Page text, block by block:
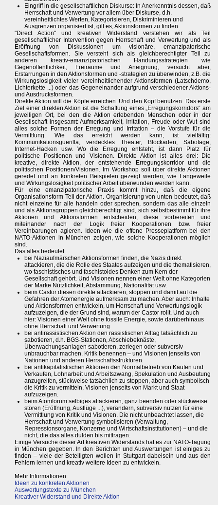
Eingriff in die gesellschaftlichen Diskurse: In Anerkenntnis dessen, daß
Herrschaft und Verwertung vor allem über Diskurse, d.h.
vereinheitlichtes Werten, Kategorisieren, Diskriminieren und
Ausgrenzen organisiert ist, gilt es, Aktionsformen zu finden
"Direct Action" und kreativen Widerstand verstehen wir als Teil
gesellschaftlicher Intervention gegen Herrschaft und Verwertung und als
Eröffnung von Diskussionen um visionäre, emanzipatorische
Gesellschaftsformen. Sie versteht sich als gleichberechtigter Teil zu
anderen kreativ-emanzipatorischen Handungsstrategien wie
Gegenöffentlichkeit, Freiräume und Aneignung, versucht aber,
Erstarrungen in den Aktionsformen und -strategien zu überwinden, z.B. die
Wirkungslosigkeit vieler vereinheitlichender Aktionsformen (Latschdemo,
Lichterkette ...) oder das Gegeneinander aufgrund verschiedener Aktions-
und Ausdrucksformen.
Direkte Aktion will die Köpfe erreichen. Und den Kopf benutzen. Das erste
Ziel einer direkten Aktion ist die Schaffung eines „Erregungskorridors“ am
jeweiligen Ort, bei den die Aktion erlebenden Menschen oder in der
Gesellschaft insgesamt: Aufmerksamkeit, Irritation, Freude oder Wut sind
alles solche Formen der Erregung und Irritation – die Vorstufe für die
Vermittlung. Wie das erreicht werden kann, ist vielfältig:
Kommunikationsguerilla, verdecktes Theater, Blockaden, Sabotage,
Internet-Hacken usw. Wo die Erregung entsteht, ist dann Platz für
politische Positionen und Visionen. Direkte Aktion ist alles drei: Die
kreative, direkte Aktion, der entstehende Erregungskorridor und die
politischen Positionen/Visionen. Im Workshop soll über direkte Aktionen
geredet und an konkreten Beispielen gezeigt werden, wie Langeweile
und Wirkungslosigkeit politischer Arbeit überwunden werden kann.
Für eine emanzipatorische Praxis kommt hinzu, daß die eigene
Organisationsform Teil der Aktion. Organisierung von unten bedeutet, daß
nicht einzelne für alle handeln oder sprechen, sondern das alle einzeln
und als Aktionsgruppen gleichberechtigt sind, sich selbstbestimmt für ihre
Aktionen und Aktionsformen entscheiden, diese vorbereiten und
miteinander nach der Logik freier Kooperationen bzw. freier
Vereinbarungen agieren. Ideen wie die offene Presseplattform bei den
NATO-Aktionen in München zeigen, wie solche Kooperationen möglich
sind.
Das alles bedeutet ...
bei Naziaufmärschen Aktionsformen finden, die Nazis direkt
attackieren, die die Rolle des Staates aufzeigen und die thematisieren,
wo faschistisches und faschistoides Denken zum Kern der
Gesellschaft gehört. Und Visionen nennen einer Welt ohne Kategorien
der Marke Nützlichkeit, Abstammung, Nationalität usw.
beim Castor diesen direkte attackieren, stoppen und damit auf die
Gefahren der Atomenergie aufmerksam zu machen. Aber auch: Inhalte
und Aktionsformen entwickeln, um Herrschaft und Verwertungslogik
aufzuzeigen, die der Grund sind, warum der Castor rollt. Und auch
hier: Visionen einer Welt ohne fossile Energie, sowie darüberhinaus
ohne Herrschaft und Verwertung.
bei antirassistischen Aktion den rassistischen Alltag tatsächlich zu
sabotieren, d.h. BGS-Stationen, Abschiebeknäste,
Überwachungsanlagen sabotieren, zerlegen oder subversiv
unbrauchbar machen. Kritik benennen – und Visionen jenseits von
Nationen und anderen Herrschaftsstrukturen.
bei antikapitalistischen Aktionen den Normalbetrieb von Kaufen und
Verkaufen, Lohnarbeit und Arbeitszwang, Spekulation und Ausbeutung
anzugreifen, stückweise tatsächlich zu stoppen, aber auch symbolisch
die Kritik zu vermitteln, Visionen jenseits von Markt und Staat
aufzuzeigen.
beim Atomforum selbiges attackieren, ganz beenden oder stückweise
stören (Eröffnung, Ausflüge ...), verändern, subversiv nutzen für eine
Vermittlung von Kritik und Visionen. Die nicht unbeachtet lassen, die
Herrschaft und Verwertung symbolisieren (Verwaltung,
Repressionsorgane, Konzerne und Wirtschaftsinstitutionen) – und die
nicht, die das alles dulden bis mittragen.
Einige Versuche dieser Art kreativen Widerstands hat es zur NATO-Tagung
in München gegeben. In den Berichten und Auswertungen ist einiges zu
finden – viele der Beteiligten wollen in Stuttgart dabeisein und aus den
Fehlern lernen und kreativ weitere Ideen zu entwickeln.
Mehr Informationen:
Ideen zu konkreten Aktionen
Auswertungstexte zu München
Kreativer Widerstand und Direkte Aktion